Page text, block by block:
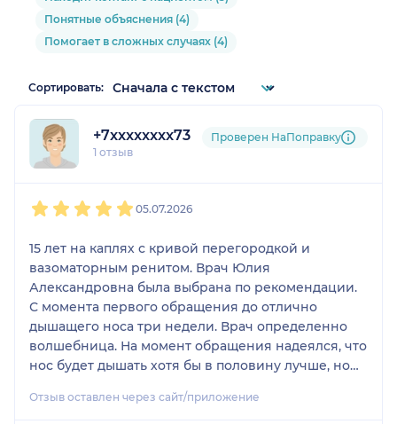
Понятные объяснения (4)
Помогает в сложных случаях (4)
Сортировать:
+7xxxxxxxx73
1 отзыв
Проверен НаПоправку
05.07.2026
15 лет на каплях с кривой перегородкой и
вазоматорным ренитом. Врач Юлия
Александровна была выбрана по рекомендации.
С момента первого обращения до отлично
дышащего носа три недели. Врач определенно
волшебница. На момент обращения надеялся, что
нос будет дышать хотя бы в половину лучше, но
снимали кино о докторах супергероях, то
Отзыв оставлен через сайт/приложение